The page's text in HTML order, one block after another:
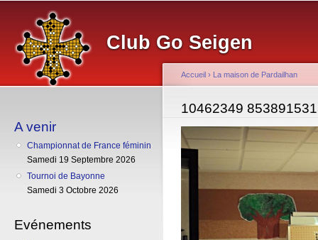
Club Go Seigen
A venir
Championnat de France féminin
Samedi 19 Septembre 2026
Tournoi de Bayonne
Samedi 3 Octobre 2026
Evénements
Vous êtes ici
Accueil › La maison de Pardailhan
10462349